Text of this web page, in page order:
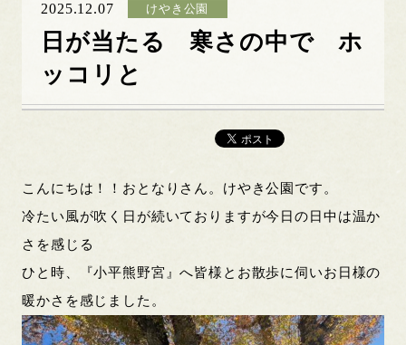
2025.12.07 けやき公園
日が当たる 寒さの中で ホ
ッコリと
こんにちは！！おとなりさん。けやき公園です。
冷たい風が吹く日が続いておりますが今日の日中は温か
さを感じる
ひと時、『小平熊野宮』へ皆様とお散歩に伺いお日様の
暖かさを感じました。